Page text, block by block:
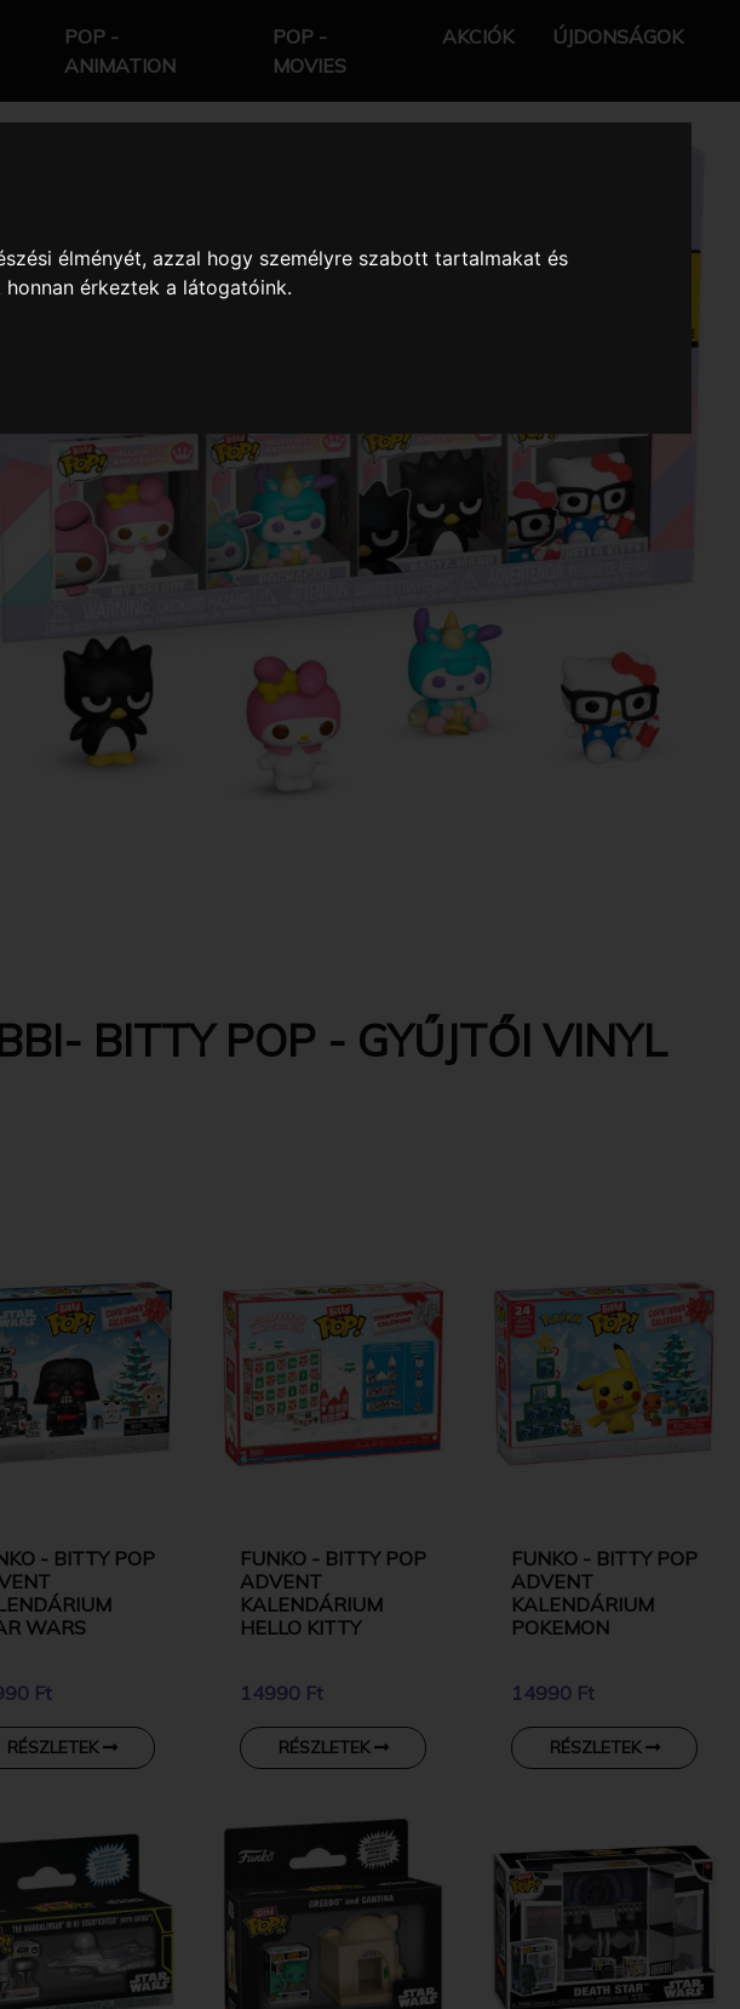
élményét, azzal hogy személyre szabott tartalmakat és
érkeztek a látogatóink.
POP -
ANIMATION
POP -
MOVIES
AKCIÓK ÚJDONSÁGOK
BITTY POP - GYŰJTŐI VINYL
- BITTY POP
WARS
Ft
RÉSZLETEK
FUNKO - BITTY POP
ADVENT
KALENDÁRIUM
HELLO KITTY
14990 Ft
RÉSZLETEK
FUNKO - BITTY POP
ADVENT
KALENDÁRIUM
POKEMON
14990 Ft
RÉSZLETEK